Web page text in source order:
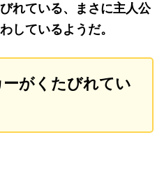
れている、まさに主人公
しているようだ。
がくたびれてい